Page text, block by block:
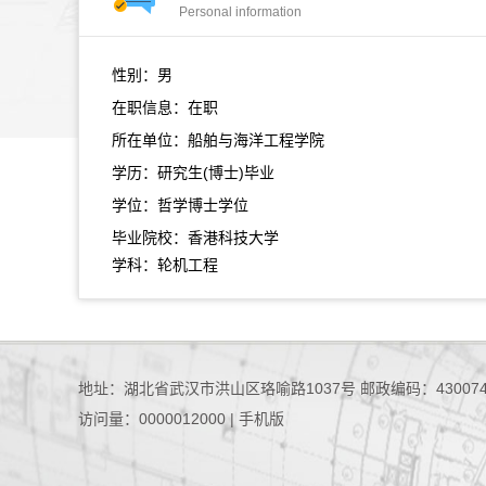
Personal information
性别：男
在职信息：在职
所在单位：船舶与海洋工程学院
学历：研究生(博士)毕业
学位：哲学博士学位
毕业院校：香港科技大学
学科：轮机工程
地址：湖北省武汉市洪山区珞喻路1037号 邮政编码：
访问量： 0000012000 | 手机版